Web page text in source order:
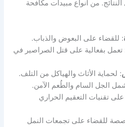
من أنواع مبيدات مكافحة
: للقضاء على البعوض والذباب.
تعمل بفعالية على قتل الصراصير في
: لحماية الأثاث والهياكل من التلف.
الجل السام والطُعم الآمن.
تقنيات التعقيم الحراري
للقضاء على تجمعات النمل